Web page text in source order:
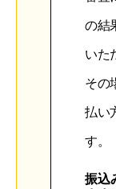
の結
いた
その
払い
す。
振込